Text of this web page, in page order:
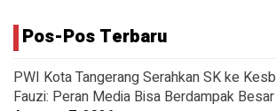
Pos-Pos Terbaru
PWI Kota Tangerang Serahkan SK ke
Fauzi: Peran Media Bisa Berdampak